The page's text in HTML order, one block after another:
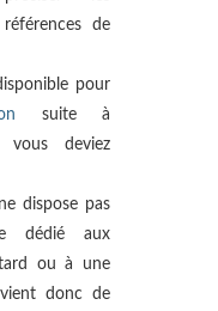
de
pour
suite à
vous deviez
dispose pas
dédié aux
ou à une
donc de